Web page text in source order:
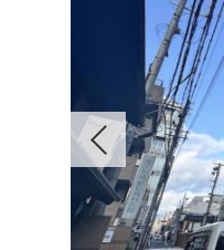
Previous